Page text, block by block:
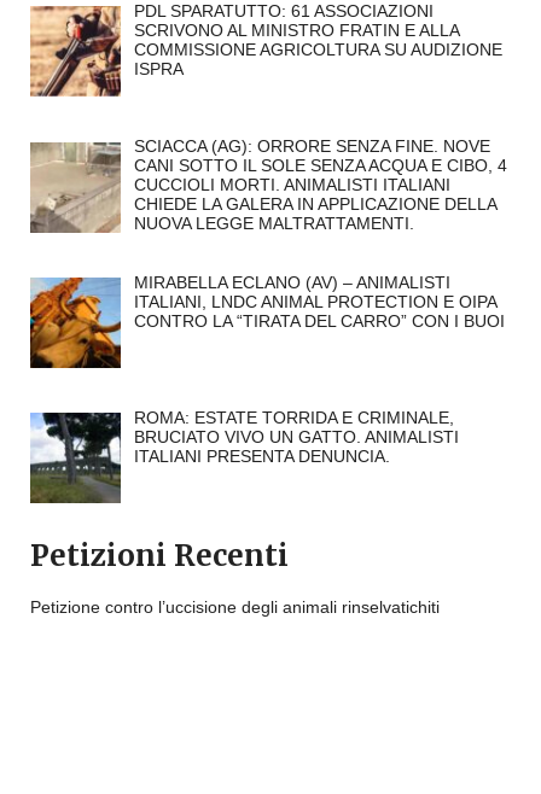
PDL SPARATUTTO: 61 ASSOCIAZIONI
SCRIVONO AL MINISTRO FRATIN E ALLA
COMMISSIONE AGRICOLTURA SU AUDIZIONE
ISPRA
SCIACCA (AG): ORRORE SENZA FINE. NOVE
CANI SOTTO IL SOLE SENZA ACQUA E CIBO, 4
CUCCIOLI MORTI. ANIMALISTI ITALIANI
CHIEDE LA GALERA IN APPLICAZIONE DELLA
NUOVA LEGGE MALTRATTAMENTI.
MIRABELLA ECLANO (AV) – ANIMALISTI
ITALIANI, LNDC ANIMAL PROTECTION E OIPA
CONTRO LA “TIRATA DEL CARRO” CON I BUOI
ROMA: ESTATE TORRIDA E CRIMINALE,
BRUCIATO VIVO UN GATTO. ANIMALISTI
ITALIANI PRESENTA DENUNCIA.
Petizioni Recenti
Petizione contro l’uccisione degli animali rinselvatichiti